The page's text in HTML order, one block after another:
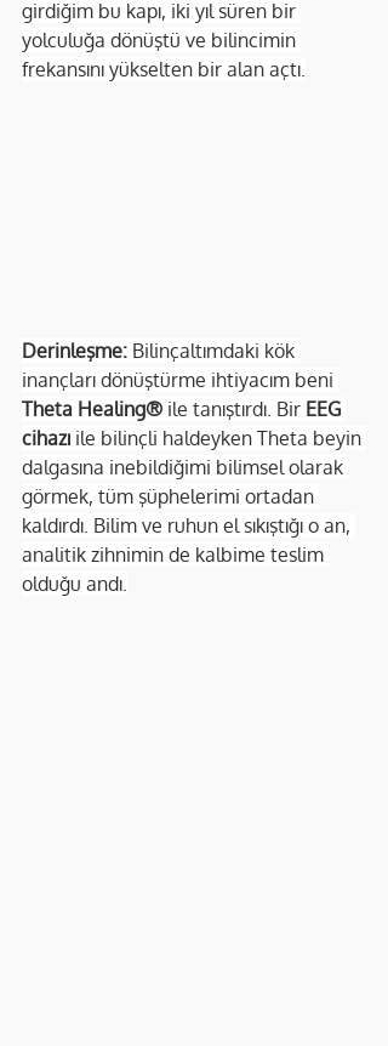
girdiğim bu kapı, iki yıl süren bir
yolculuğa dönüştü ve bilincimin
frekansını yükselten bir alan açtı.
Derinleşme: Bilinçaltımdaki kök
inançları dönüştürme ihtiyacım beni
Theta Healing® ile tanıştırdı. Bir EEG
cihazı ile bilinçli haldeyken Theta beyin
dalgasına inebildiğimi bilimsel olarak
görmek, tüm şüphelerimi ortadan
kaldırdı. Bilim ve ruhun el sıkıştığı o an,
analitik zihnimin de kalbime teslim
olduğu andı.